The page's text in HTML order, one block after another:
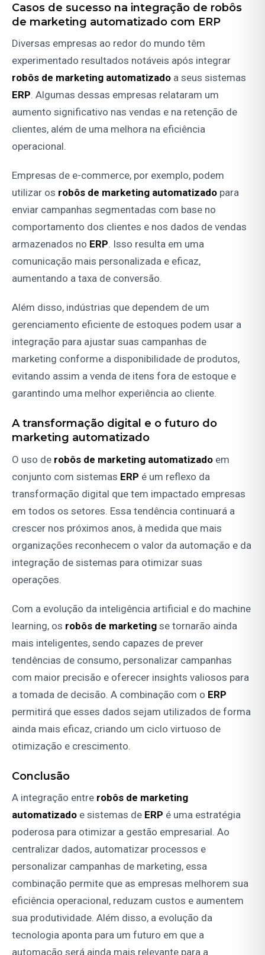
Casos de sucesso na integração de robôs
de marketing automatizado com ERP
Diversas empresas ao redor do mundo têm
experimentado resultados notáveis após integrar
robôs de marketing automatizado a seus sistemas
ERP. Algumas dessas empresas relataram um
aumento significativo nas vendas e na retenção de
clientes, além de uma melhora na eficiência
operacional.
Empresas de e-commerce, por exemplo, podem
utilizar os robôs de marketing automatizado para
enviar campanhas segmentadas com base no
comportamento dos clientes e nos dados de vendas
armazenados no ERP. Isso resulta em uma
comunicação mais personalizada e eficaz,
aumentando a taxa de conversão.
Além disso, indústrias que dependem de um
gerenciamento eficiente de estoques podem usar a
integração para ajustar suas campanhas de
marketing conforme a disponibilidade de produtos,
evitando assim a venda de itens fora de estoque e
garantindo uma melhor experiência ao cliente.
A transformação digital e o futuro do
marketing automatizado
O uso de robôs de marketing automatizado em
conjunto com sistemas ERP é um reflexo da
transformação digital que tem impactado empresas
em todos os setores. Essa tendência continuará a
crescer nos próximos anos, à medida que mais
organizações reconhecem o valor da automação e da
integração de sistemas para otimizar suas
operações.
Com a evolução da inteligência artificial e do machine
learning, os robôs de marketing se tornarão ainda
mais inteligentes, sendo capazes de prever
tendências de consumo, personalizar campanhas
com maior precisão e oferecer insights valiosos para
a tomada de decisão. A combinação com o ERP
permitirá que esses dados sejam utilizados de forma
ainda mais eficaz, criando um ciclo virtuoso de
otimização e crescimento.
Conclusão
A integração entre robôs de marketing
automatizado e sistemas de ERP é uma estratégia
poderosa para otimizar a gestão empresarial. Ao
centralizar dados, automatizar processos e
personalizar campanhas de marketing, essa
combinação permite que as empresas melhorem sua
eficiência operacional, reduzam custos e aumentem
sua produtividade. Além disso, a evolução da
tecnologia aponta para um futuro em que a
automação será ainda mais relevante para a